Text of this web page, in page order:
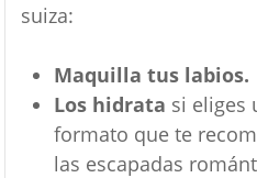
suiza:
Maquilla tus labios.
Los hidrata si eliges
formato que te
las escapadas